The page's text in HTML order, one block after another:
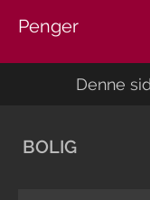
Penger
Denne
BOLIG